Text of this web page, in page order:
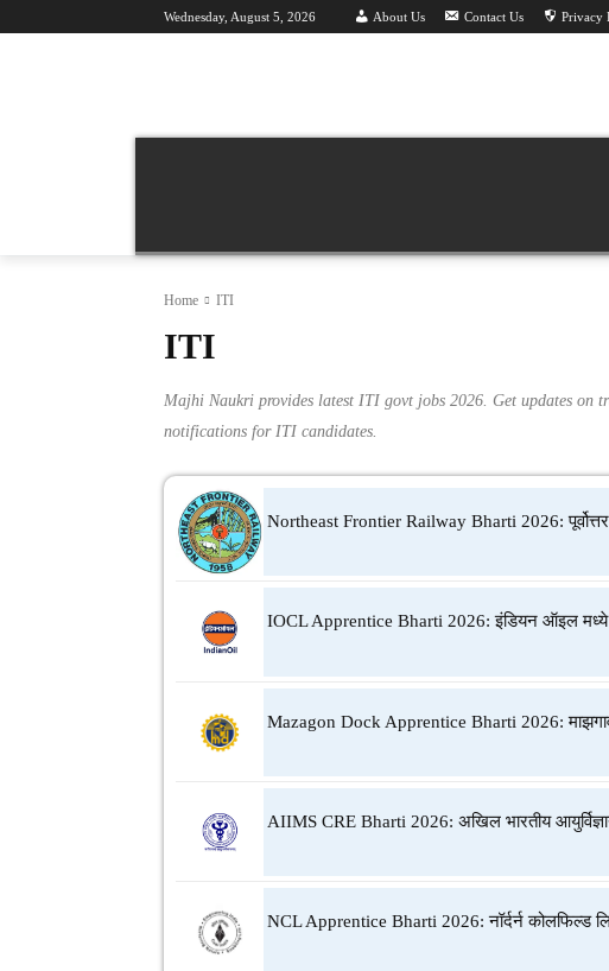
Wednesday, August 5, 2026 About Us Contact Us Privacy
Home ITI
ITI
Majhi Naukri provides latest ITI govt jobs 2026. Get updates on
notifications for ITI candidates.
Northeast Frontier Railway Bharti 2026:
IOCL Apprentice Bharti 2026: इंडियन ऑइल मध्ये
Mazagon Dock Apprentice Bharti 2026:
AIIMS CRE Bharti 2026: अखिल भारतीय
NCL Apprentice Bharti 2026: नॉर्दर्न कोलफिल्ड